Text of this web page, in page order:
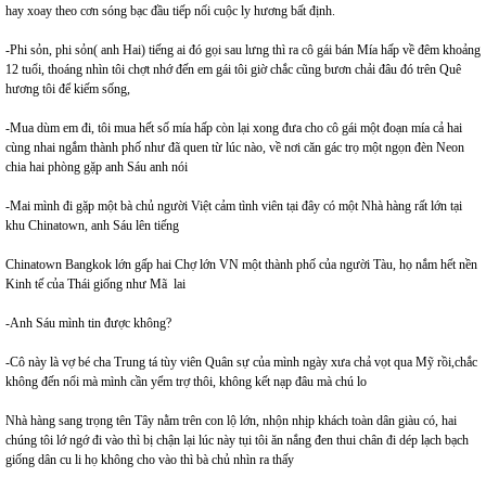
hay xoay theo cơn sóng bạc đầu tiếp nối cuộc ly hương bất định.
-Phi sỏn, phi sỏn( anh Hai) tiếng ai đó gọi sau lưng thì ra cô gái bán Mía hấp về đêm khoảng
12 tuổi, thoáng nhìn tôi chợt nhớ đến em gái tôi giờ chắc cũng bươn chải đâu đó trên Quê
hương tôi để kiếm sống,
-Mua dùm em đi, tôi mua hết số mía hấp còn lại xong đưa cho cô gái một đoạn mía cả hai
cùng nhai ngắm thành phố như đã quen từ lúc nào, về nơi căn gác trọ một ngọn đèn Neon
chia hai phòng gặp anh Sáu anh nói
-Mai mình đi gặp một bà chủ người Việt cảm tình viên tại đây có một Nhà hàng rất lớn tại
khu Chinatown, anh Sáu lên tiếng
Chinatown Bangkok lớn gấp hai Chợ lớn VN một thành phố của người Tàu, họ nắm hết nền
Kinh tế của Thái giống như Mã lai
-Anh Sáu mình tin được không?
-Cô này là vợ bé cha Trung tá tùy viên Quân sự của mình ngày xưa chả vọt qua Mỹ rồi,chắc
không đến nổi mà mình cần yểm trợ thôi, không kết nạp đâu mà chú lo
Nhà hàng sang trọng tên Tây nằm trên con lộ lớn, nhộn nhịp khách toàn dân giàu có, hai
chúng tôi lớ ngớ đi vào thì bị chận lại lúc này tụi tôi ăn nắng đen thui chân đi dép lạch bạch
giống dân cu li họ không cho vào thì bà chủ nhìn ra thấy